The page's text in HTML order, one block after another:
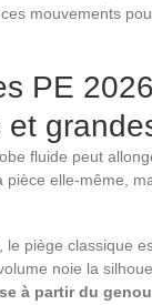
mouvements
PE
fluide peut
elle-même,
piège classique
noie la
à partir du genou